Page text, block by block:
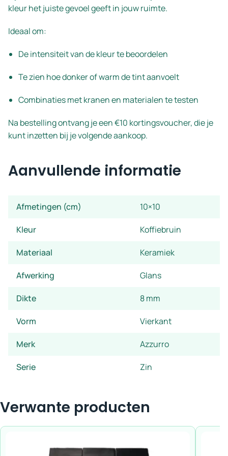
kleur het juiste gevoel geeft in jouw ruimte.
Ideaal om:
De intensiteit van de kleur te beoordelen
Te zien hoe donker of warm de tint aanvoelt
Combinaties met kranen en materialen te testen
Na bestelling ontvang je een €10 kortingsvoucher, die je
kunt inzetten bij je volgende aankoop.
Aanvullende informatie
Afmetingen (cm) 10×10
Kleur Koffiebruin
Materiaal Keramiek
Afwerking Glans
Dikte 8 mm
Vorm Vierkant
Merk Azzurro
Serie Zin
Verwante producten